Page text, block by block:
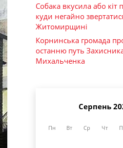
Собака вкусила або кіт
куди негайно
Житомирщині
Корнинська громада
останню путь
Михальченка
Серпень
Пн Вт Ср Чт